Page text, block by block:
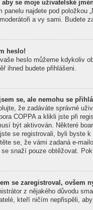
aby se moje uživatelské
panelu najdete pod položkou
a vy sami. Budete
heslo!
heslo můžeme kdykoliv
ihned budete přihlášeni.
se, ale nemohu se
že zadáváte správné
COPPA a klikli jste při
být aktivován. Některé
se registrovali, byli byste
se, že vámi zadaná e-
snaží pouze obtěžovat.
se zaregistroval, ovšem
z nějakého důvodu
kteří ničím nepřispěli,